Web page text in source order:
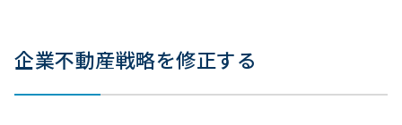
企業不動産戦略を修正する